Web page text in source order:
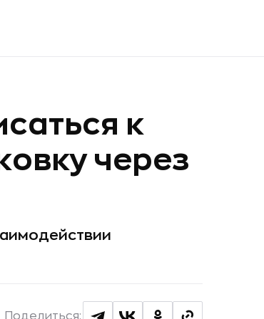
к
через
Поделиться: